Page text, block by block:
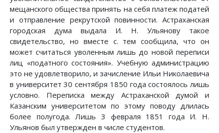
мещанского общества принять на себя платеж податей
и отправление рекрутской повинности. Астраханская
городская дума выдала И. Н. Ульянову такое
свидетельство, но вместе с. тем сообщила, что он
может считаться уволенным лишь до новой переписи
лиц «податного состояния». Учебную администрацию
это не удовлетворило, и зачисление Ильи Николаевича
в университет 30 сентября 1850 года состоялось лишь
условно. Переписка между Астраханской думой и
Казанским университетом по этому поводу длилась
более полугода. Лишь 3 февраля 1851 года И. Н.
Ульянов был утвержден в числе студентов.